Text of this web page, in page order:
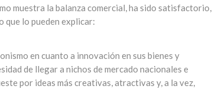
muestra la balanza comercial, ha sido satisfactorio,
que lo pueden explicar:
en cuanto a innovación en sus bienes y
de llegar a nichos de mercado nacionales e
por ideas más creativas, atractivas y, a la vez,